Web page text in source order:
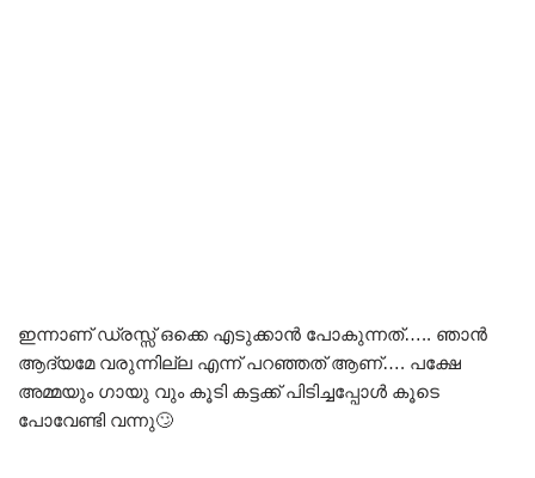
ഇന്നാണ് ഡ്രസ്സ് ഒക്കെ എടുക്കാൻ പോകുന്നത്….. ഞാൻ
ആദ്യമേ വരുന്നില്ല എന്ന് പറഞ്ഞത് ആണ്…. പക്ഷേ
അമ്മയും ഗായു വും കൂടി കട്ടക്ക് പിടിച്ചപ്പോൾ കൂടെ
പോവേണ്ടി വന്നു🙄